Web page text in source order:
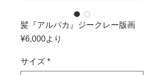
髪『アルパカ』ジークレー版画
¥6,000より
価
サイズ *